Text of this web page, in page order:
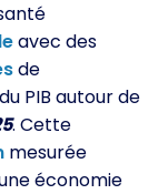
avec des
de
du PIB autour de
. Cette
mesurée
économie